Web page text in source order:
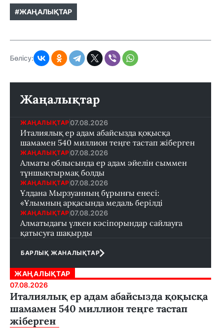
#ЖАҢАЛЫҚТАР
Бөлісу:
Жаңалықтар
ЖАҢАЛЫҚТАР 07.08.2026
Италиялық ер адам абайсызда қоқысқа
шамамен 540 миллион теңге тастап жіберген
ЖАҢАЛЫҚТАР 07.08.2026
Алматы облысында ер адам әйелін сыммен
тұншықтырмақ болды
ЖАҢАЛЫҚТАР 07.08.2026
Ұлдана Мырзуанның бұрынғы енесі:
«Ұлымның арқасында медаль берілді
ЖАҢАЛЫҚТАР 07.08.2026
Алматыдағы үлкен кәсіпорындар сайлауға
қатысуға шақырды
БАРЛЫҚ ЖАНАЛЫҚТАР
ЖАҢАЛЫҚТАР
07.08.2026
Италиялық ер адам абайсызда қоқысқа
шамамен 540 миллион теңге тастап
жіберген